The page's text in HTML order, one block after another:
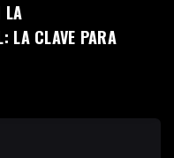
LA
LA CLAVE PARA